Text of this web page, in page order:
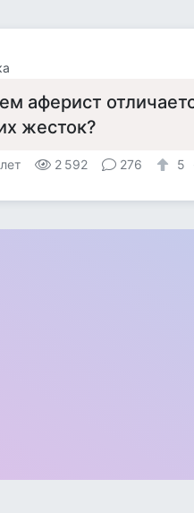
аферист
жесток?
2 592 276 5